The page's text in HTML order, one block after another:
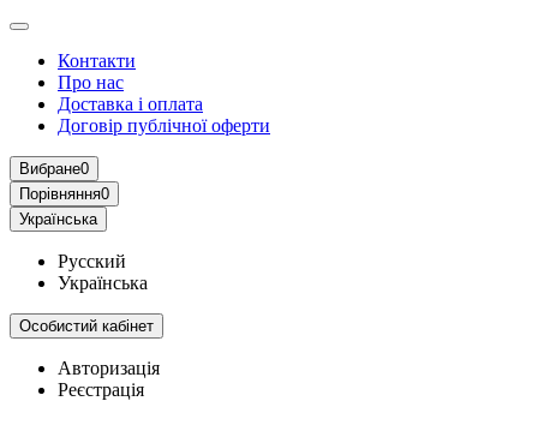
Контакти
Про нас
Доставка і оплата
Договір публічної оферти
Вибране0
Порівняння0
Українська
Русский
Українська
Особистий кабінет
Авторизація
Реєстрація